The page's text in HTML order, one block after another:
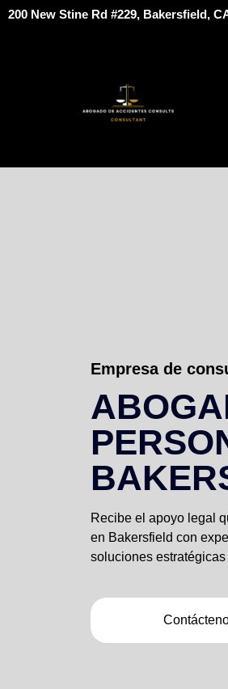
​​​200 New Stine Rd #229, Bakersfield,
Empresa de
Recibe el apoyo legal
en Bakersfield con
soluciones